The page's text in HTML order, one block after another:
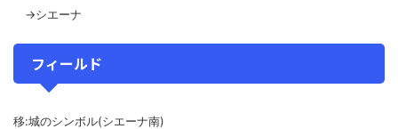
→シエーナ
フィールド
移:城のシンボル(シエーナ南)